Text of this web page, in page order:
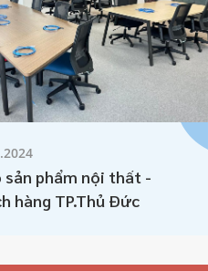
sản phẩm nội thất -
hàng TP.Thủ Đức